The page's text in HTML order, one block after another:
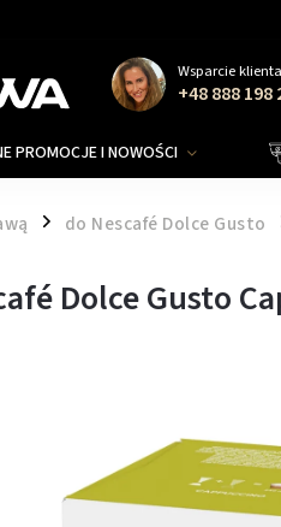
Wsparcie
+48 888 198
PROMOCJE I NOWOŚCI
/ do Nescafé Dolce Gusto
Dolce Gusto